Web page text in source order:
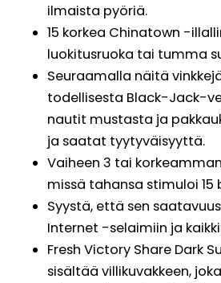
ilmaista pyöriä.
15 korkea Chinatown -
luokitusruoka tai tumma
Seuraamalla näitä
todellisesta Black-Jack-
nautit mustasta ja
ja saatat tyytyväisyyttä.
Vaiheen 3 tai
missä tahansa stimuloi 15
Syystä, että sen
Internet -selaimiin ja
Fresh Victory Share Dark
sisältää villikuvakkeen,